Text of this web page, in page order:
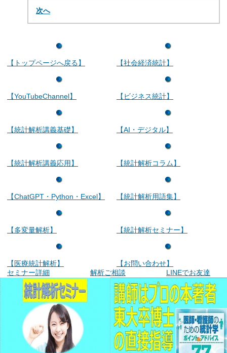
次へ
【トップページへ戻る】
【YouTubeChannel】
【統計解析講義基礎】
【統計解析講義応用】
【ChatGPT・Python・Excel】
【多変量解析】
【医療統計解析】
【社会経済統計】
【ビジネス統計】
【AI・デジタル】
【統計解析コラム】
【統計解析用語集】
【統計解析セミナー】
【お問い合わせ】
セミナー詳細
解析ご相談 LINEでお友達